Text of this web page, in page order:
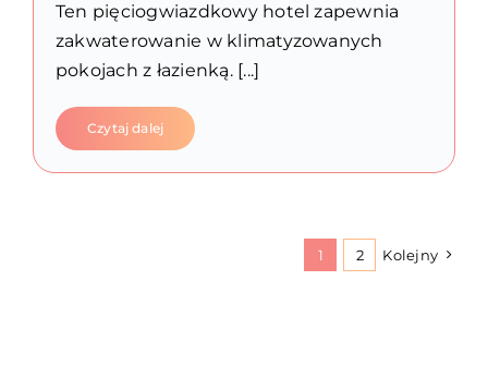
Ten pięciogwiazdkowy hotel zapewnia
zakwaterowanie w klimatyzowanych
pokojach z łazienką. [...]
Czytaj dalej
1 2 Kolejny